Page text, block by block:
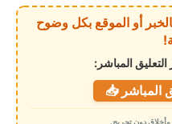
بالخبر أو الموقع بكل وضوح
المباشر:
المباشر 📥
وأخلاق دون تجريح.